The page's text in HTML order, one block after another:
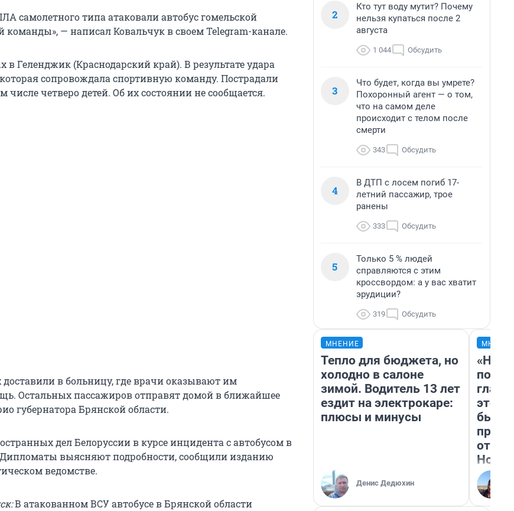
самолетного типа атаковали автобус гомельской
команды», — написал Ковальчук в своем Telegram-канале.
в Геленджик (Краснодарский край). В результате удара
сопровождала спортивную команду. Пострадали
числе четверо детей. Об их состоянии не сообщается.
в больницу, где врачи оказывают им
Остальных пассажиров отправят домой в ближайшее
губернатора Брянской области.
дел Белоруссии в курсе инцидента с автобусом в
выясняют подробности, сообщили изданию
ведомстве.
В атакованном ВСУ автобусе в Брянской области
2
Кто тут воду мутит? Почему
нельзя купаться после 2
августа
1 044 Обсудить
3
Что будет, когда вы умрете?
Похоронный агент — о том,
что на самом деле
происходит с телом после
смерти
343 Обсудить
4
В ДТП с лосем погиб 17-
летний пассажир, трое
ранены
333 Обсудить
5
Только 5 % людей
справляются с этим
кроссвордом: а у вас хватит
эрудиции?
319 Обсудить
МНЕНИЕ
Тепло для бюджета, но
холодно в салоне
зимой. Водитель 13 лет
ездит на электрокаре:
плюсы и минусы
Денис Дедюхин
этого
бьет